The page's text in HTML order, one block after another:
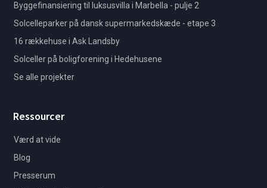
Byggefinansiering til luksusvilla i Marbella - pulje 2
Solcelleparker på dansk supermarkedskæde - etape 3
16 rækkehuse i Ask Landsby
Solceller på boligforening i Hedehusene
Se alle projekter
Ressourcer
Værd at vide
Blog
Presserum